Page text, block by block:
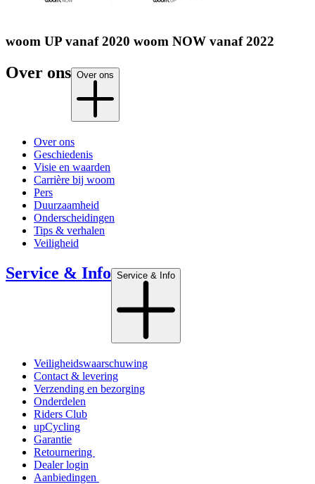
woom UP vanaf 2020 woom NOW vanaf 2022
Over ons Over ons
Over ons
Geschiedenis
Visie en waarden
Carrière bij woom
Pers
Duurzaamheid
Onderscheidingen
Tips & verhalen
Veiligheid
Service & Info Service & Info
Veiligheidswaarschuwing
Contact & levering
Verzending en bezorging
Onderdelen
Riders Club
upCycling
Garantie
Retournering
Dealer login
Aanbiedingen